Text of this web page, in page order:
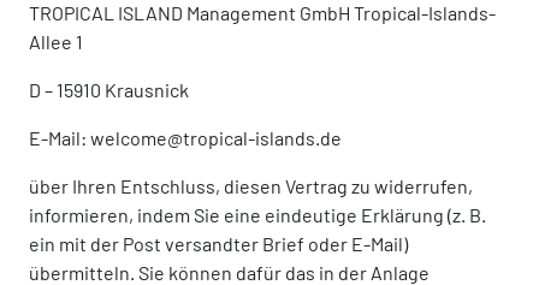
TROPICAL ISLAND Management GmbH Tropical-Islands-
Allee 1
D – 15910 Krausnick
E-Mail: welcome@tropical-islands.de
über Ihren Entschluss, diesen Vertrag zu widerrufen,
informieren, indem Sie eine eindeutige Erklärung (z. B.
ein mit der Post versandter Brief oder E-Mail)
übermitteln. Sie können dafür das in der Anlage